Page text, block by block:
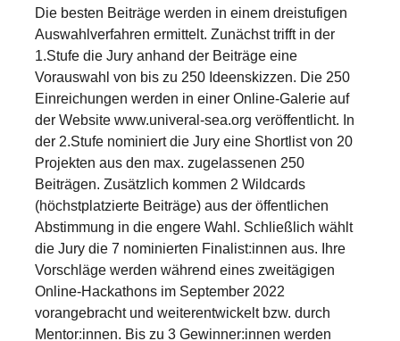
Die besten Beiträge werden in einem dreistufigen
Auswahlverfahren ermittelt. Zunächst trifft in der
1.Stufe die Jury anhand der Beiträge eine
Vorauswahl von bis zu 250 Ideenskizzen. Die 250
Einreichungen werden in einer Online-Galerie auf
der Website www.univeral-sea.org veröffentlicht. In
der 2.Stufe nominiert die Jury eine Shortlist von 20
Projekten aus den max. zugelassenen 250
Beiträgen. Zusätzlich kommen 2 Wildcards
(höchstplatzierte Beiträge) aus der öffentlichen
Abstimmung in die engere Wahl. Schließlich wählt
die Jury die 7 nominierten Finalist:innen aus. Ihre
Vorschläge werden während eines zweitägigen
Online-Hackathons im September 2022
vorangebracht und weiterentwickelt bzw. durch
Mentor:innen. Bis zu 3 Gewinner:innen werden